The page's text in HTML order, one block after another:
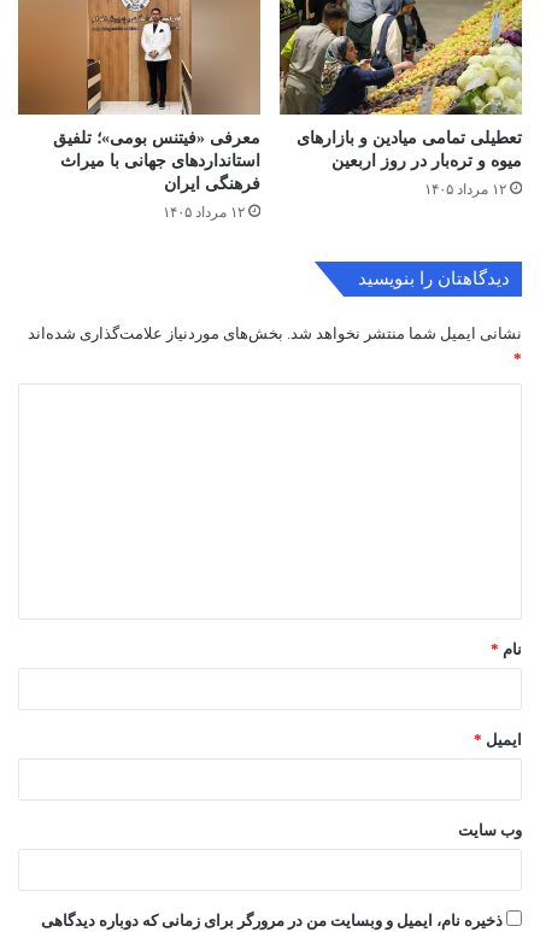
تعطیلی تمامی میادین و بازارهای
میوه و تره‌بار در روز اربعین
۱۲ مرداد ۱۴۰۵
معرفی «فیتنس بومی»؛ تلفیق
استانداردهای جهانی با میراث
فرهنگی ایران
۱۲ مرداد ۱۴۰۵
دیدگاهتان را بنویسید
نشانی ایمیل شما منتشر نخواهد شد. بخش‌های موردنیاز علامت‌گذاری شده‌اند
*
*
نام *
ایمیل *
وب‌ سایت
ذخیره نام، ایمیل و وبسایت من در مرورگر برای زمانی که دوباره دیدگاهی